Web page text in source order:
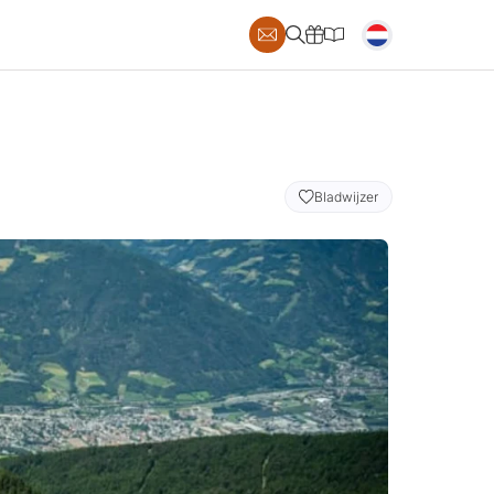
Bladwijzer